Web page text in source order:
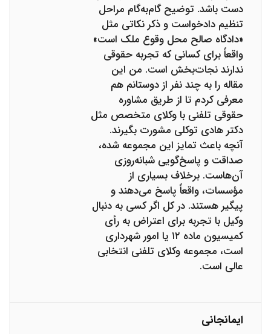
دست باشد. توضیح گام‌به‌گام مراحل
تنظیم دادخواست و ذکر نکاتی مثل
«دادگاه صالح محل وقوع ملک است»
واقعاً برای کسانی که تجربه حقوقی
ندارند نجات‌بخش است. من این
مقاله را به چند نفر از دوستانم هم
معرفی کردم تا از طریق مشاوره
حقوقی تلفنی با وکلای متخصص مثل
دکتر هادی توکلی مشورت بگیرند.
آنچه باعث تمایز این مجموعه شده،
صداقت و پاسخ‌گویی شبانه‌روزی
آن‌هاست. برخلاف بسیاری از
مؤسسات، واقعاً پاسخ می‌دهند و
پیگیر هستند. در کل اگر کسی به دنبال
وکیل با تجربه برای اعتراض به رأی
کمیسیون ماده ۱۲ یا امور شهرداری
است، مجموعه وکلای تلفنی انتخابی
عالی است.
ایمانجانی